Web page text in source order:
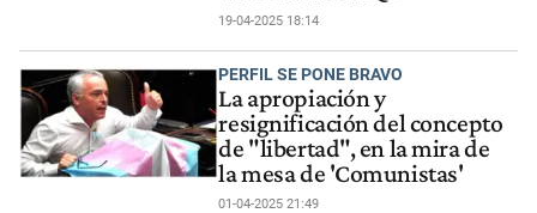
19-04-2025 18:14
PERFIL SE PONE BRAVO
La apropiación y
resignificación del concepto
de "libertad", en la mira de
la mesa de 'Comunistas'
01-04-2025 21:49